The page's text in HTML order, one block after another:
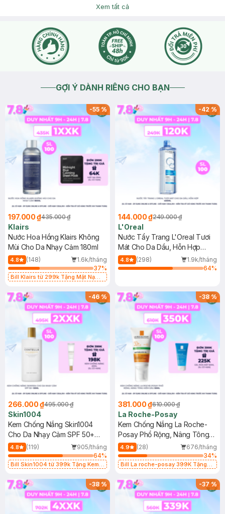
thêm tình trạng da của bạn nhé ạ!
Xem tất cả
GỢI Ý DÀNH RIÊNG CHO BẠN
-55%
197.000 ₫435.000 ₫
Klairs
Nước Hoa Hồng Klairs Không
Mùi Cho Da Nhạy Cảm 180ml
4.8 (148)
1.6k/tháng
37%
Bill Klairs từ 299k Tặng Mặt Nạ
25ml (SL Có Hạn)
-42%
144.000 ₫249.000 ₫
L'Oreal
Nước Tẩy Trang L'Oreal Tươi
Mát Cho Da Dầu, Hỗn Hợp
400ml
4.8 (298)
1.9k/tháng
64%
-46%
266.000 ₫495.000 ₫
Skin1004
Kem Chống Nắng Skin1004
Cho Da Nhạy Cảm SPF 50+
50ml
4.8 (119)
905/tháng
64%
Bill Skin1004 từ 399k Tặng Kem
SPF 50+ 20ml (SL Có Hạn)
-38%
381.000 ₫610.000 ₫
La Roche-Posay
Kem Chống Nắng La Roche-
Posay Phổ Rộng, Nâng Tông
Kiềm Dầu 50ml
4.9 (28)
676/tháng
34%
Bill La roche-posay 399K Tặng
(SL có hạn)
-38% -37%